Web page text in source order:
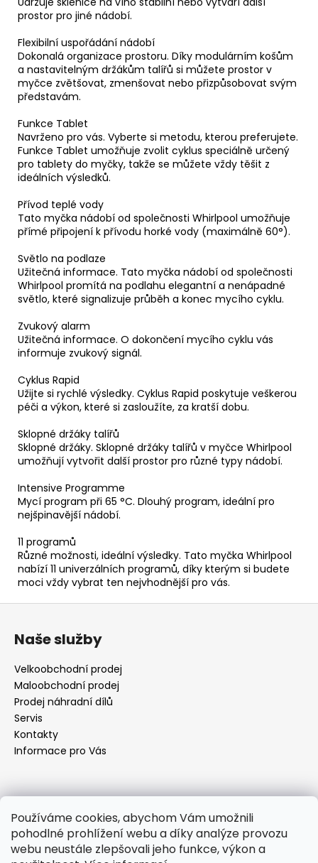
Používáme cookies, abychom Vám umožnili
pohodlné prohlížení webu a díky analýze provozu
webu neustále zlepšovali jeho funkce, výkon a
prostor pro jiné nádobí.
Flexibilní uspořádání nádobí
Dokonalá organizace prostoru. Díky modulárním košům
a nastavitelným držákům talířů si můžete prostor v
myčce zvětšovat, zmenšovat nebo přizpůsobovat svým
představám.
Funkce Tablet
Navrženo pro vás. Vyberte si metodu, kterou preferujete.
Funkce Tablet umožňuje zvolit cyklus speciálně určený
pro tablety do myčky, takže se můžete vždy těšit z
ideálních výsledků.
Přívod teplé vody
Tato myčka nádobí od společnosti Whirlpool umožňuje
přímé připojení k přívodu horké vody (maximálně 60°).
Světlo na podlaze
Užitečná informace. Tato myčka nádobí od společnosti
Whirlpool promítá na podlahu elegantní a nenápadné
světlo, které signalizuje průběh a konec mycího cyklu.
Zvukový alarm
Užitečná informace. O dokončení mycího cyklu vás
informuje zvukový signál.
Cyklus Rapid
Užijte si rychlé výsledky. Cyklus Rapid poskytuje veškerou
péči a výkon, které si zasloužíte, za kratší dobu.
Sklopné držáky talířů
Sklopné držáky. Sklopné držáky talířů v myčce Whirlpool
umožňují vytvořit další prostor pro různé typy nádobí.
Intensive Programme
Mycí program při 65 °C. Dlouhý program, ideální pro
nejšpinavější nádobí.
11 programů
Různé možnosti, ideální výsledky. Tato myčka Whirlpool
nabízí 11 univerzálních programů, díky kterým si budete
moci vždy vybrat ten nejvhodnější pro vás.
Naše služby
Velkoobchodní prodej
Maloobchodní prodej
Prodej náhradní dílů
Servis
Kontakty
Informace pro Vás
objednavky@elektrorezny.cz
602 155 983